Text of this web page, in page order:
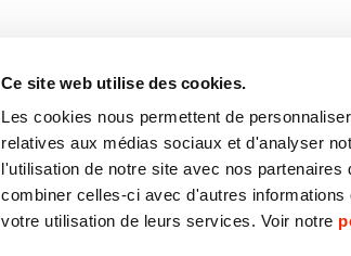
Ce site web utilise des cookies.
Les cookies nous permettent de
relatives aux médias sociaux et d'analyser
l'utilisation de notre site avec nos
combiner celles-ci avec d'autres
votre utilisation de leurs services. Voir notre
Déclaration relative aux cookies
Politique de protection des renseignements